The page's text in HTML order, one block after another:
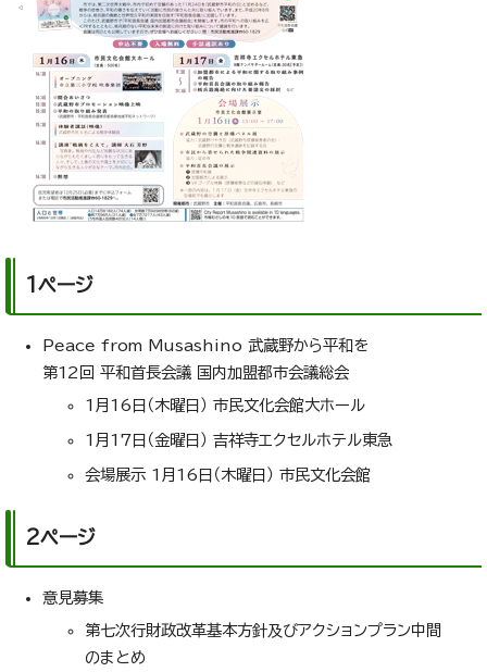
1ページ
Peace from Musashino 武蔵野から平和を
第12回 平和首長会議 国内加盟都市会議総会
1月16日（木曜日） 市民文化会館大ホール
1月17日（金曜日） 吉祥寺エクセルホテル東急
会場展示 1月16日（木曜日） 市民文化会館
2ページ
意見募集
第七次行財政改革基本方針及びアクションプラン中間
のまとめ